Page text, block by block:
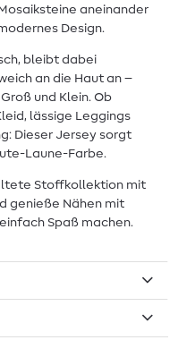
aneinander
Design.
bleibt dabei
an die Haut an –
und Klein. Ob
lässige Leggings
Dieser Jersey sorgt
Laune-Farbe.
Stoffkollektion mit
genieße Nähen mit
Spaß machen.